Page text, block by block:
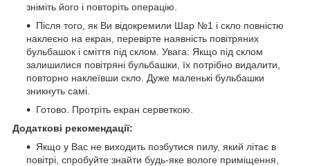
зніміть його і повторіть операцію.
Після того, як Ви відокремили Шар №1 і скло повністю
наклеєно на екран, перевірте наявність повітряних
бульбашок і сміття під склом. Увага: Якщо під склом
залишилися повітряні бульбашки, їх потрібно видалити,
повторно наклеївши скло. Дуже маленькі бульбашки
зникнуть самі.
Готово. Протріть екран серветкою.
Додаткові рекомендації:
Якщо у Вас не виходить позбутися пилу, який літає в
повітрі, спробуйте знайти будь-яке вологе приміщення,